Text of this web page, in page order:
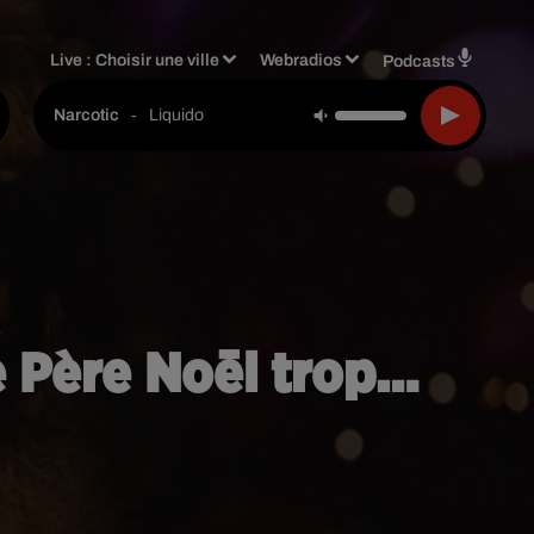
Live :Choisir une ville Webradios Podcasts
Narcotic - Liquido
Père Noël trop…